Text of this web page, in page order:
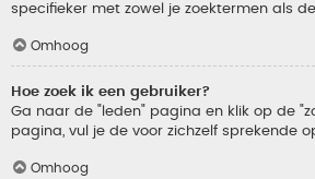
specifieker met zowel je zoektermen als
Omhoog
Hoe zoek ik een gebruiker?
Ga naar de "leden" pagina en klik op de
pagina, vul je de voor zichzelf sprekende
Omhoog